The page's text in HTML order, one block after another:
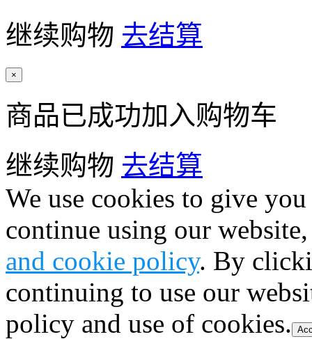
继续购物 去结算
×
商品已成功加入购物车
继续购物 去结算
We use cookies to give
continue using our
and cookie policy. By
continuing to use our
policy and use of cookies.